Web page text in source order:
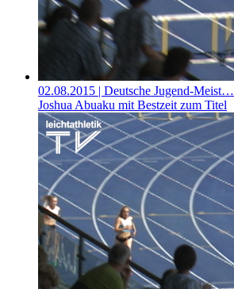
02.08.2015 | Deutsche Jugend-Meist…
Joshua Abuaku mit Bestzeit zum Titel